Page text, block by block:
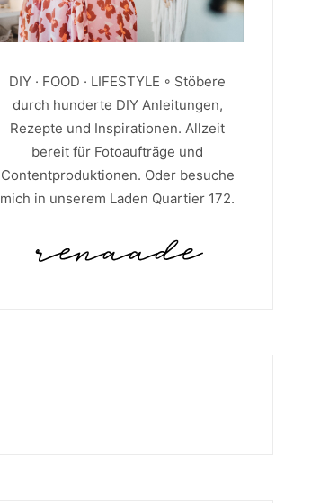
DIY · FOOD · LIFESTYLE ◦ Stöbere
durch hunderte DIY Anleitungen,
Rezepte und Inspirationen. Allzeit
bereit für Fotoaufträge und
Contentproduktionen. Oder besuche
mich in unserem Laden Quartier 172.